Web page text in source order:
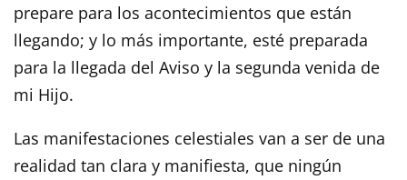
prepare para los acontecimientos que están
llegando; y lo más importante, esté preparada
para la llegada del Aviso y la segunda venida de
mi Hijo.
Las manifestaciones celestiales van a ser de una
realidad tan clara y manifiesta, que ningún